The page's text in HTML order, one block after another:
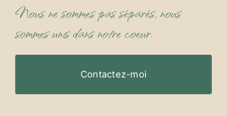
Nous ne sommes pas séparés, nous
sommes unis dans notre coeur.
Contactez-moi